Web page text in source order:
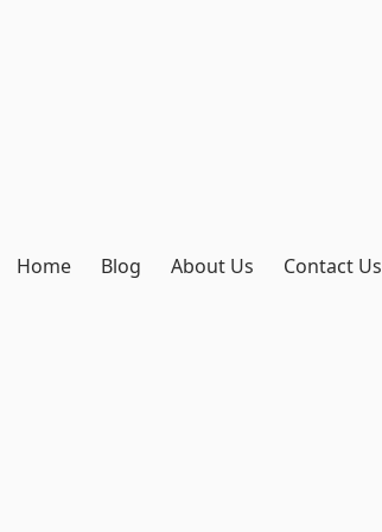
Home Blog About Us Contact Us